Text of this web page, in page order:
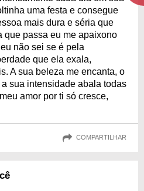
uma festa e consegue
mais dura e séria que
que passa eu me apaixono
não sei se é pela
que ela exala,
A sua beleza me encanta, o
sua intensidade abala todas
amor por ti só cresce,
COMPARTILHAR